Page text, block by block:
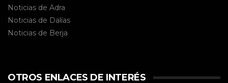
Noticias de Adra
Noticias de Dalías
Noticias de Berja
OTROS ENLACES DE INTERÉS